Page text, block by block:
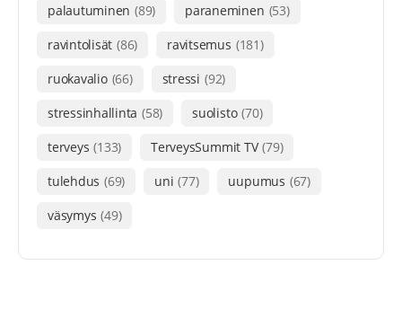
palautuminen (89) paraneminen (53)
ravintolisät (86) ravitsemus (181)
ruokavalio (66) stressi (92)
stressinhallinta (58) suolisto (70)
terveys (133) TerveysSummit TV (79)
tulehdus (69) uni (77) uupumus (67)
väsymys (49)